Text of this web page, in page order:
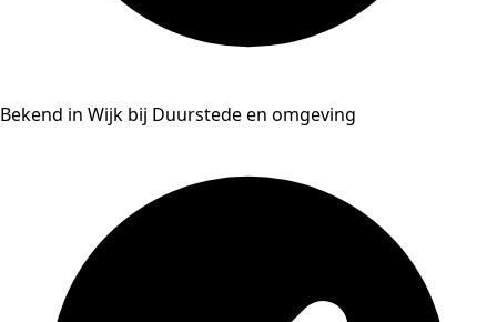
Bekend in Wijk bij Duurstede en omgeving